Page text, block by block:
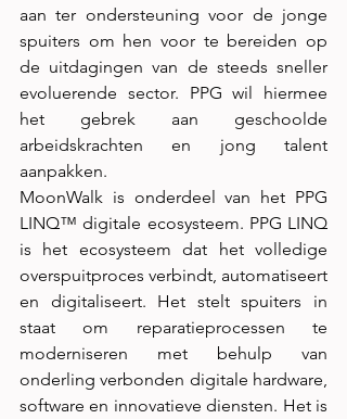
aan ter ondersteuning voor de jonge
spuiters om hen voor te bereiden op
de uitdagingen van de steeds sneller
evoluerende sector. PPG wil hiermee
het gebrek aan geschoolde
arbeidskrachten en jong talent
aanpakken.
MoonWalk is onderdeel van het PPG
LINQ™ digitale ecosysteem. PPG LINQ
is het ecosysteem dat het volledige
overspuitproces verbindt, automatiseert
en digitaliseert. Het stelt spuiters in
staat om reparatieprocessen te
moderniseren met behulp van
onderling verbonden digitale hardware,
software en innovatieve diensten. Het is